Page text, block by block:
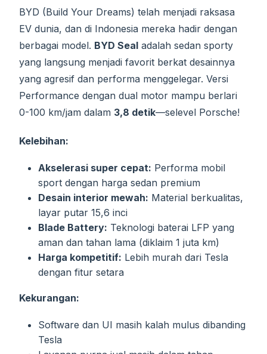
BYD (Build Your Dreams) telah menjadi raksasa
EV dunia, dan di Indonesia mereka hadir dengan
berbagai model. BYD Seal adalah sedan sporty
yang langsung menjadi favorit berkat desainnya
yang agresif dan performa menggelegar. Versi
Performance dengan dual motor mampu berlari
0-100 km/jam dalam 3,8 detik—selevel Porsche!
Kelebihan:
Akselerasi super cepat: Performa mobil
sport dengan harga sedan premium
Desain interior mewah: Material berkualitas,
layar putar 15,6 inci
Blade Battery: Teknologi baterai LFP yang
aman dan tahan lama (diklaim 1 juta km)
Harga kompetitif: Lebih murah dari Tesla
dengan fitur setara
Kekurangan:
Software dan UI masih kalah mulus dibanding
Tesla